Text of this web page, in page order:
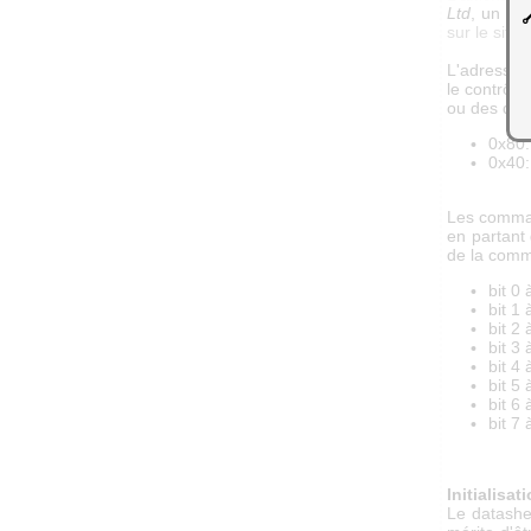
Ltd , un
sur le site
L'adresse
le
ou des
Les
en partant
de la
bit 0
bit 1
bit 2
bit 3
bit 4
bit 5
bit 6
bit 7
Le